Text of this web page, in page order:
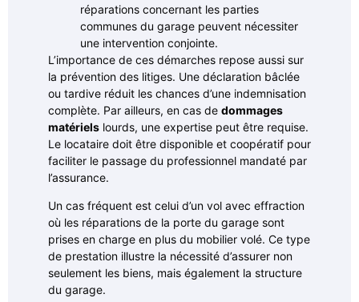
réparations concernant les parties
communes du garage peuvent nécessiter
une intervention conjointe.
L’importance de ces démarches repose aussi sur
la prévention des litiges. Une déclaration bâclée
ou tardive réduit les chances d’une indemnisation
complète. Par ailleurs, en cas de dommages
matériels lourds, une expertise peut être requise.
Le locataire doit être disponible et coopératif pour
faciliter le passage du professionnel mandaté par
l’assurance.
Un cas fréquent est celui d’un vol avec effraction
où les réparations de la porte du garage sont
prises en charge en plus du mobilier volé. Ce type
de prestation illustre la nécessité d’assurer non
seulement les biens, mais également la structure
du garage.